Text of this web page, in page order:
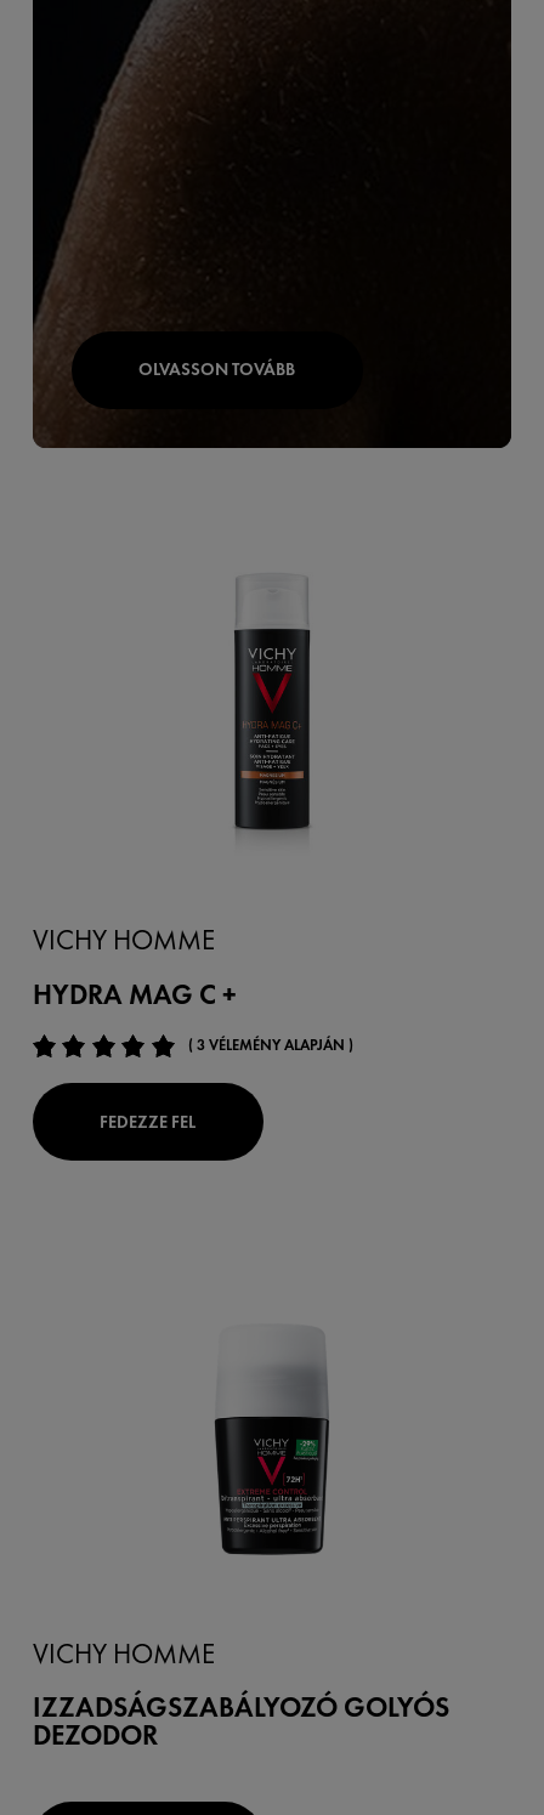
OLVASSON TOVÁBB
VICHY HOMME
HYDRA MAG C +
( 3 VÉLEMÉNY ALAPJÁN )
FEDEZZE FEL
VICHY HOMME
IZZADSÁGSZABÁLYOZÓ GOLYÓS
DEZODOR